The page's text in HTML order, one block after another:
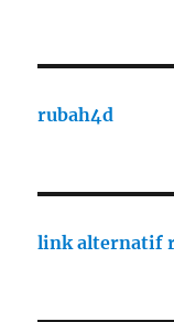
rubah4d
link alternatif